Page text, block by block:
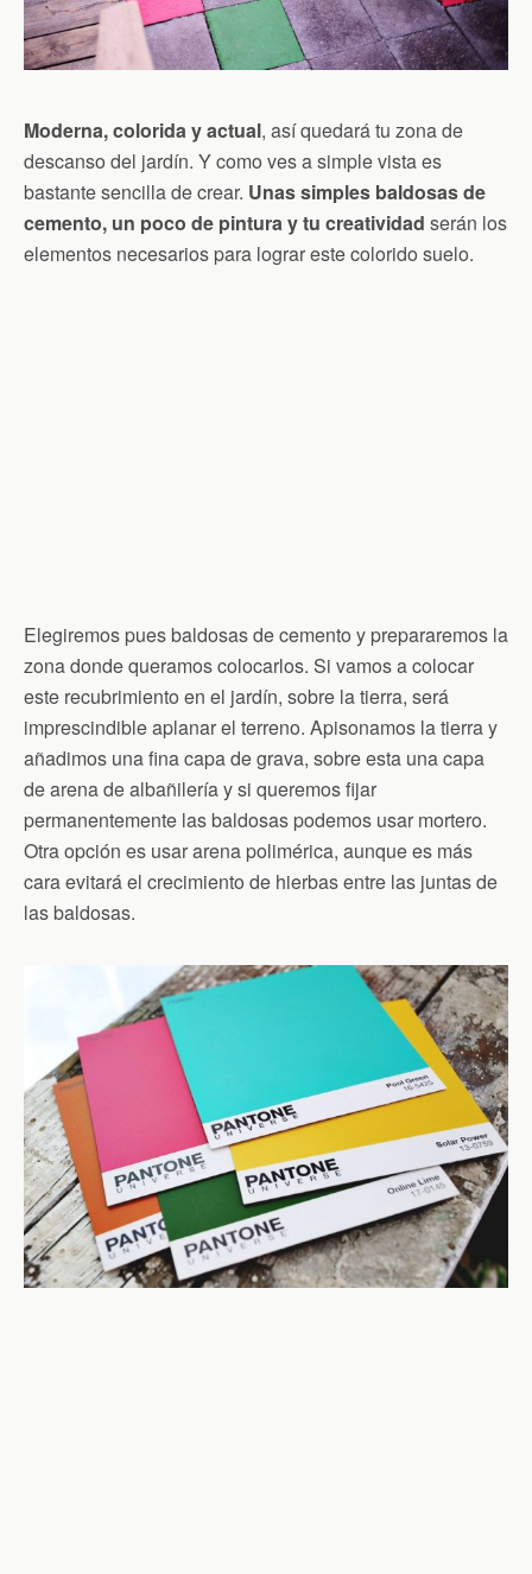
Moderna, colorida y actual, así quedará tu zona de
descanso del jardín. Y como ves a simple vista es
bastante sencilla de crear. Unas simples baldosas de
cemento, un poco de pintura y tu creatividad serán los
elementos necesarios para lograr este colorido suelo.
Elegiremos pues baldosas de cemento y prepararemos la
zona donde queramos colocarlos. Si vamos a colocar
este recubrimiento en el jardín, sobre la tierra, será
imprescindible aplanar el terreno. Apisonamos la tierra y
añadimos una fina capa de grava, sobre esta una capa
de arena de albañilería y si queremos fijar
permanentemente las baldosas podemos usar mortero.
Otra opción es usar arena polimérica, aunque es más
cara evitará el crecimiento de hierbas entre las juntas de
las baldosas.